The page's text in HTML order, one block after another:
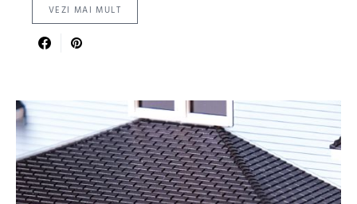
VEZI MAI MULT